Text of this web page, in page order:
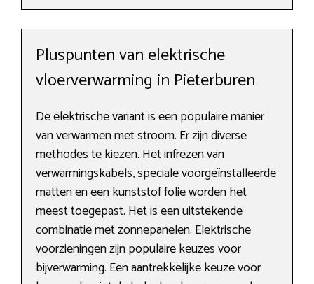
Pluspunten van elektrische
vloerverwarming in Pieterburen
De elektrische variant is een populaire manier
van verwarmen met stroom. Er zijn diverse
methodes te kiezen. Het infrezen van
verwarmingskabels, speciale voorgeïnstalleerde
matten en een kunststof folie worden het
meest toegepast. Het is een uitstekende
combinatie met zonnepanelen. Elektrische
voorzieningen zijn populaire keuzes voor
bijverwarming. Een aantrekkelijke keuze voor